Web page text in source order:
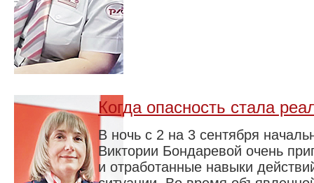
Когда опасность стала
В ночь с 2 на 3 сентября
Виктории Бондаревой очень
и отработанные навыки